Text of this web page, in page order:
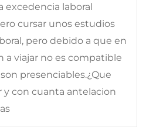
excedencia laboral
cursar unos estudios
pero debido a que en
a viajar no es compatible
presenciables.¿Que
y con cuanta antelacion